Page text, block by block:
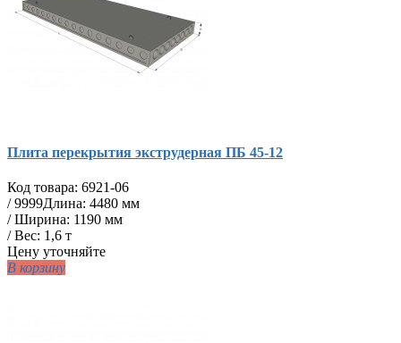
Плита перекрытия экструдерная ПБ 45-12
Код товара: 6921-06
/9999Длина: 4480 мм
/ Ширина: 1190 мм
/ Вес: 1,6 т
Цену уточняйте
В корзину